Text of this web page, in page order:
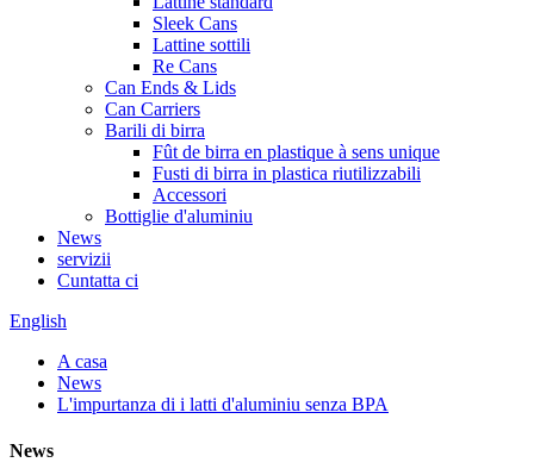
Sleek Cans
Lattine sottili
Re Cans
Can Ends & Lids
Can Carriers
Barili di birra
Fût de birra en plastique à sens unique
Fusti di birra in plastica riutilizzabili
Accessori
Bottiglie d'aluminiu
News
servizii
Cuntatta ci
English
A casa
News
L'impurtanza di i latti d'aluminiu senza BPA
News